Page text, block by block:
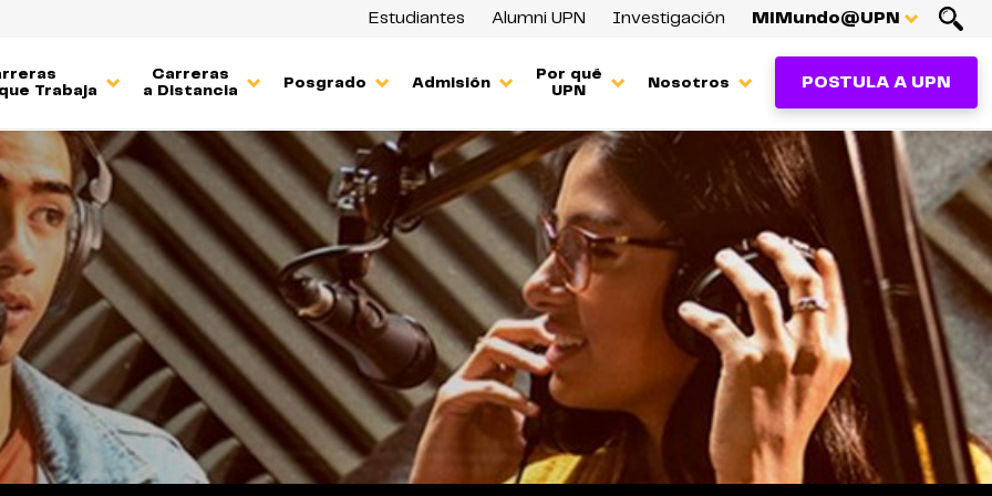
Estudiantes Alumni UPN Investigación MiMundo@UPN
Trabaja
Carreras
a Distancia
Posgrado Admisión
Por qué
UPN
Nosotros POSTULA A UPN